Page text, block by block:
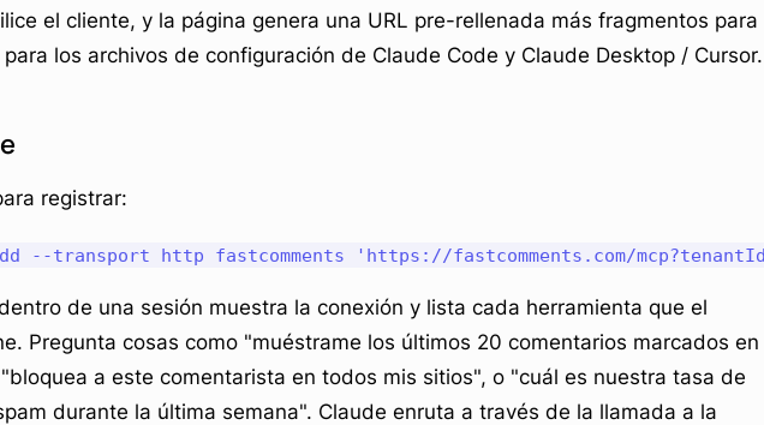
el cliente, y la página genera una URL pre-rellenada más fragmentos para
los archivos de configuración de Claude Code y Claude Desktop / Cursor.
registrar:
de una sesión muestra la conexión y lista cada herramienta que el
Pregunta cosas como "muéstrame los últimos 20 comentarios marcados en
a este comentarista en todos mis sitios", o "cuál es nuestra tasa de
durante la última semana". Claude enruta a través de la llamada a la